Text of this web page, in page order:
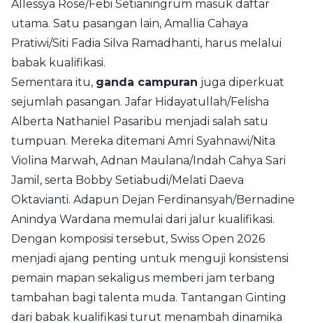
Allessya Rose/Febi Setianingrum masuk daftar
utama. Satu pasangan lain, Amallia Cahaya
Pratiwi/Siti Fadia Silva Ramadhanti, harus melalui
babak kualifikasi.
Sementara itu, ganda campuran juga diperkuat
sejumlah pasangan. Jafar Hidayatullah/Felisha
Alberta Nathaniel Pasaribu menjadi salah satu
tumpuan. Mereka ditemani Amri Syahnawi/Nita
Violina Marwah, Adnan Maulana/Indah Cahya Sari
Jamil, serta Bobby Setiabudi/Melati Daeva
Oktavianti. Adapun Dejan Ferdinansyah/Bernadine
Anindya Wardana memulai dari jalur kualifikasi.
Dengan komposisi tersebut, Swiss Open 2026
menjadi ajang penting untuk menguji konsistensi
pemain mapan sekaligus memberi jam terbang
tambahan bagi talenta muda. Tantangan Ginting
dari babak kualifikasi turut menambah dinamika